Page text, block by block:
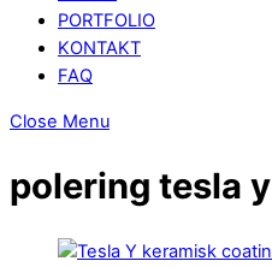
PORTFOLIO
KONTAKT
FAQ
Close Menu
polering tesla y